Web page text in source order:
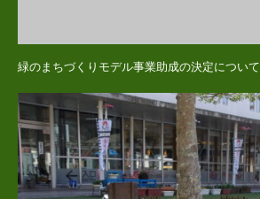
緑のまちづくりモデル事業助成の決定について